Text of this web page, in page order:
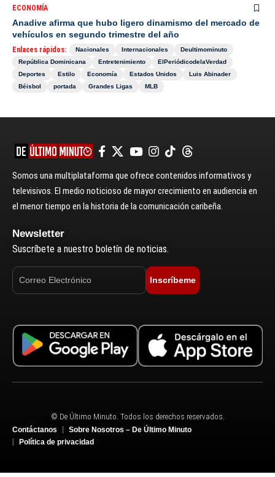
ECONOMÍA
Anadive afirma que hubo ligero dinamismo del mercado de
vehículos en segundo trimestre del año
Enlaces rápidos: Nacionales Internacionales
Deultimominuto
República Dominicana
Entretenimiento
ElPeriódicodelaVerdad
Deportes
Estilo Economía Estados Unidos
Luis Abinader
Béisbol
portada Grandes Ligas MLB
Somos una multiplataforma que ofrece contenidos informativos y
televisivos. El medio noticioso de mayor crecimiento en audiencia en
el menor tiempo en la historia de la comunicación caribeña.
Newsletter
Suscríbete a nuestro boletín de noticias.
Inscríbeme
© De Último Minuto. Todos los derechos reservados.
Contáctanos
Sobre Nosotros – De Último Minuto
Política de privacidad